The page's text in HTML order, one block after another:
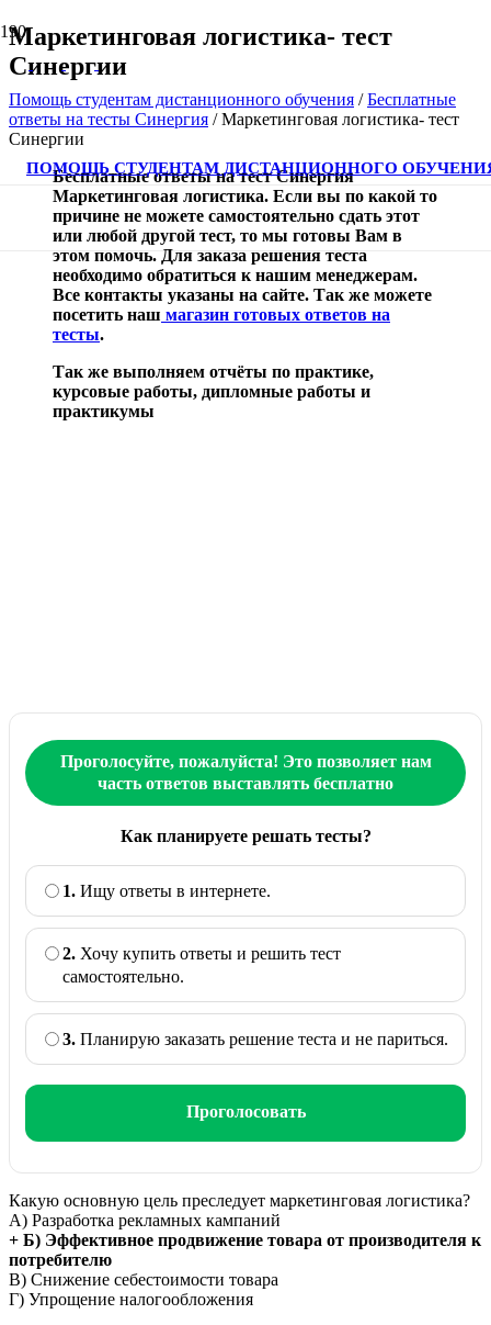
ПОМОЩЬ СТУДЕНТАМ ДИСТАНЦИОННОГО
Маркетинговая логистика- тест
Синергии
Помощь студентам дистанционного обучения /Бесплатные
ответы на тесты Синергия /Маркетинговая логистика- тест
Синергии
Бесплатные ответы на тест Синергия
Маркетинговая логистика. Если вы по какой то
причине не можете самостоятельно сдать этот
или любой другой тест, то мы готовы Вам в
этом помочь. Для заказа решения теста
необходимо обратиться к нашим менеджерам.
Все контакты указаны на сайте. Так же можете
посетить наш магазин готовых ответов на
тесты.
Так же выполняем отчёты по практике,
курсовые работы, дипломные работы и
практикумы
Проголосуйте, пожалуйста! Это позволяет нам
часть ответов выставлять бесплатно
Как планируете решать тесты?
1. Ищу ответы в интернете.
2. Хочу купить ответы и решить тест
самостоятельно.
3. Планирую заказать решение теста и не париться.
Проголосовать
Какую основную цель преследует маркетинговая логистика?
А) Разработка рекламных кампаний
+ Б) Эффективное продвижение товара от производителя к
потребителю
В) Снижение себестоимости товара
Г) Упрощение налогообложения